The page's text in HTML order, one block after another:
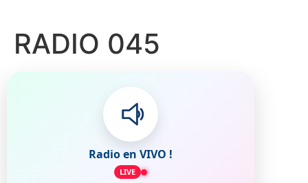
RADIO 045
Radio en VIVO !
LIVE